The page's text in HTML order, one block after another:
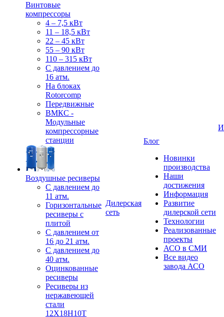
Винтовые
компрессоры
4 – 7,5 кВт
11 – 18,5 кВт
22 – 45 кВт
55 – 90 кВт
110 – 315 кВт
С давлением до
16 атм.
На блоках
Rotorcomp
Передвижные
ВМКС -
Модульные
компрессорные
станции
Воздушные ресиверы
С давлением до
11 атм.
Горизонтальные
ресиверы с
плитой
С давлением от
16 до 21 атм.
С давлением до
40 атм.
Оцинкованные
ресиверы
Ресиверы из
нержавеющей
стали
12Х18Н10Т
Дилерская
сеть
Блог
Новинки
производства
Наши
достижения
Информация
Развитие
дилерской сети
Технологии
Реализованные
проекты
АСО в СМИ
Все видео
завода АСО